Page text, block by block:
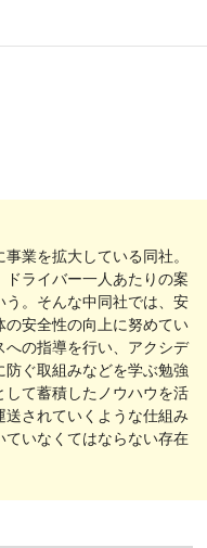
業を拡大している同社。
ライバー一人あたりの案
。そんな中同社では、安
安全性の向上に努めてい
への指導を行い、アクシデ
ぐ取組みなどを学ぶ勉強
て蓄積したノウハウを活
されていくような仕組み
いなくてはならない存在